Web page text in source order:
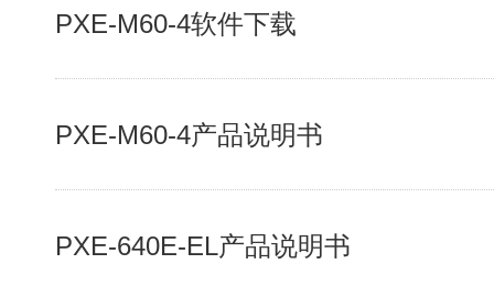
PXE-M60-4软件下载
PXE-M60-4产品说明书
PXE-640E-EL产品说明书